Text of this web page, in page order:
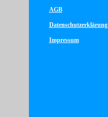
AGB
Datenschutzerklärung
Impressum